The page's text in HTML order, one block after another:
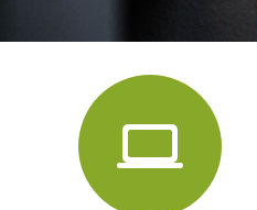
Accès
directs